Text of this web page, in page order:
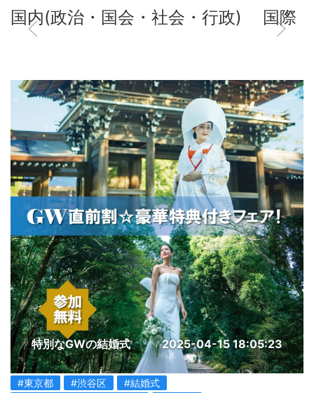
国内(政治・国会・社会・行政) 国際
特別なGWの結婚式 2025-04-15 18:05:23
#東京都 #渋谷区
#結婚式